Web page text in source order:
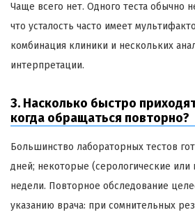
Чаще всего нет. Одного теста обычно
что усталость часто имеет
комбинация клиники и нескольких
интерпретации.
3. Насколько быстро
когда обращаться повторно?
Большинство лабораторных тестов
дней; некоторые (серологические
недели. Повторное обследование
указанию врача: при сомнительных